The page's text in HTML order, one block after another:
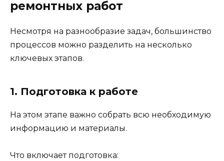
ремонтных работ
Несмотря на разнообразие задач, большинство
процессов можно разделить на несколько
ключевых этапов.
1. Подготовка к работе
На этом этапе важно собрать всю необходимую
информацию и материалы.
Что включает подготовка: